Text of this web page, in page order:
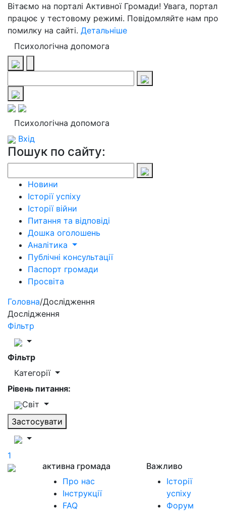
Вітаємо на порталі Активної Громади! Увага, портал
працює у тестовому режимі. Повідомляйте нам про
помилку на сайті. Детальніше
Психологічна допомога
Психологічна допомога
Вхід
Пошук по сайту:
Новини
Історії успіху
Історії війни
Питання та відповіді
Дошка оголошень
Аналітика
Публічні консультації
Паспорт громади
Просвіта
Головна/Дослідження
Дослідження
Фільтр
Фільтр
Категорії
Рівень питання:
Світ
Застосувати
1
активна громада
Про нас
Інструкції
FAQ
Важливо
Історії
успіху
Форум